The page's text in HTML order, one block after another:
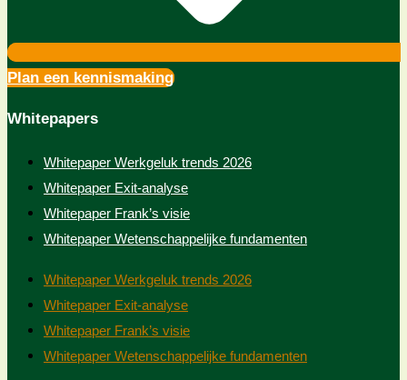
Plan een kennismaking
Whitepapers
Whitepaper Werkgeluk trends 2026
Whitepaper Exit-analyse
Whitepaper Frank’s visie
Whitepaper Wetenschappelijke fundamenten
Whitepaper Werkgeluk trends 2026
Whitepaper Exit-analyse
Whitepaper Frank’s visie
Whitepaper Wetenschappelijke fundamenten